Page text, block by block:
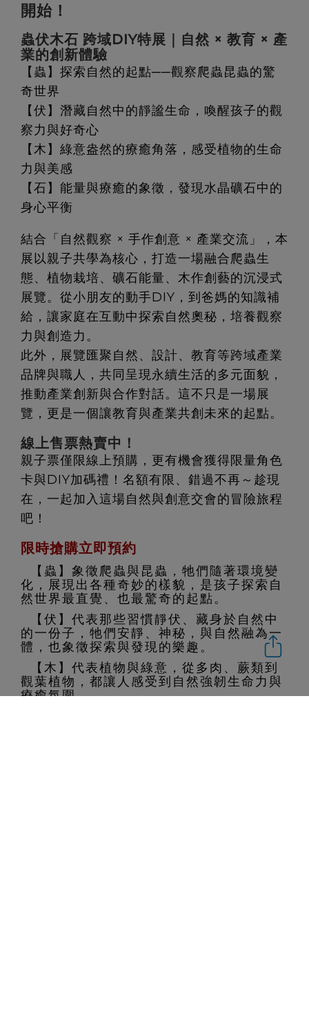
開始！
蟲伏木石 跨域DIY特展｜自然 × 教育 × 產
業的創新體驗
【蟲】探索自然的起點──觀察爬蟲昆蟲的驚
奇世界
【伏】潛藏自然中的靜謐生命，喚醒孩子的觀
察力與好奇心
【木】綠意盎然的療癒角落，感受植物的生命
力與美感
【石】能量與療癒的象徵，發現水晶礦石中的
身心平衡
結合「自然觀察 × 手作創意 × 產業交流」，本
展以親子共學為核心，打造一場融合爬蟲生
態、植物栽培、礦石能量、木作創藝的沉浸式
展覽。從小朋友的動手DIY，到爸媽的知識補
給，讓家庭在互動中探索自然奧秘，培養觀察
力與創造力。
此外，展覽匯聚自然、設計、教育等跨域產業
品牌與職人，共同呈現永續生活的多元面貌，
推動產業創新與合作對話。這不只是一場展
覽，更是一個讓教育與產業共創未來的起點。
線上售票熱賣中！
親子票僅限線上預購，更有機會獲得限量角色
卡與DIY加碼禮！名額有限、錯過不再～趁現
在，一起加入這場自然與創意交會的冒險旅程
吧！
限時搶購立即預約
【蟲】象徵爬蟲與昆蟲，牠們隨著環境變
化，展現出各種奇妙的樣貌，是孩子探索自
然世界最直覺、也最驚奇的起點。
【伏】代表那些習慣靜伏、藏身於自然中
的一份子，牠們安靜、神秘，與自然融為一
體，也象徵探索與發現的樂趣。
【木】代表植物與綠意，從多肉、蕨類到
觀葉植物，都讓人感受到自然強韌生命力與
療癒氛圍。